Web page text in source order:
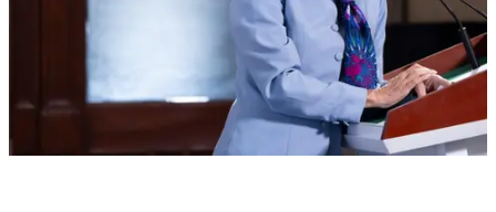
Aranceles al acero y aluminio:
Sheinbaum definirá acciones
en abril